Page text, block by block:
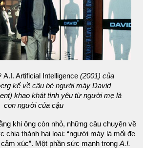
A.I. Artificial Intelligence(2001) của
kể về cậu bé người máy David
khao khát tình yêu từ người mẹ là
con người của cậu
khi ông còn nhỏ, những câu chuyện về
chia thành hai loại: “người máy là mối đe
xúc”. Một phần sức mạnh trong A.I.